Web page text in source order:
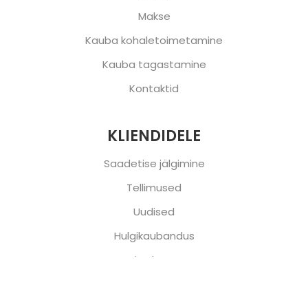
Makse
Kauba kohaletoimetamine
Kauba tagastamine
Kontaktid
KLIENDIDELE
Saadetise jälgimine
Tellimused
Uudised
Hulgikaubandus
Minu konto